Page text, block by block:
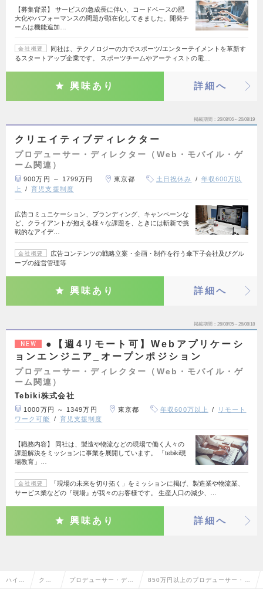
【募集背景】 サービスの急成長に伴い、コードベースの肥
大化やパフォーマンスの問題が顕在化してきました。開発チ
ームは機能追加…
会社概要
同社は、テクノロジーの力でスポーツ/エンターテイメントを革新す
るスタートアップ企業です。 スポーツチームやアーティストの電…
興味あり 詳細へ
掲載期間 26/08/06～26/08/19
クリエイティブディレクター
プロデューサー・ディレクター（Web・モバイル・ゲ
ーム関連）
900万円 ～ 1799万円 東京都 土日祝休み
年収600万以
上
育児支援制度
広告コミュニケーション、ブランディング、キャンペーンな
ど、クライアントが抱える様々な課題を、ときには斬新で挑
戦的なアイデ…
会社概要
広告コンテンツの戦略立案・企画・制作を行う傘下子会社及びグル
ープの経営管理等
興味あり 詳細へ
掲載期間 26/08/05～26/08/18
NEW
●【週4リモート可】Webアプリケーシ
ョンエンジニア_オープンポジション
プロデューサー・ディレクター（Web・モバイル・ゲ
ーム関連）
Tebiki株式会社
1000万円 ～ 1349万円 東京都 年収600万以上
リモート
ワーク可能
育児支援制度
【職務内容】 同社は、製造や物流などの現場で働く人々の
課題解決をミッションに事業を展開しています。 「tebiki現
場教育」…
会社概要
「現場の未来を切り拓く」をミッションに掲げ、製造業や物流業、
サービス業などの『現場』が我々のお客様です。 生産人口の減少、…
興味あり 詳細へ
ハイク クリ プロデューサー・ディ 850万円以上のプロデューサー・デ